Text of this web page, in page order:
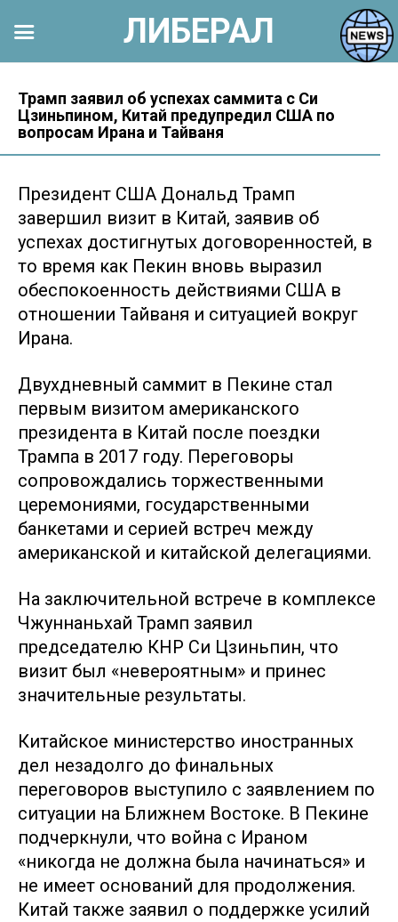
контенту
Трамп заявил об успехах саммита с Си
Цзиньпином, Китай предупредил США по
вопросам Ирана и Тайваня
Президент США Дональд Трамп
завершил визит в Китай, заявив об
успехах достигнутых договоренностей, в
то время как Пекин вновь выразил
обеспокоенность действиями США в
отношении Тайваня и ситуацией вокруг
Ирана.
Двухдневный саммит в Пекине стал
первым визитом американского
президента в Китай после поездки
Трампа в 2017 году. Переговоры
сопровождались торжественными
церемониями, государственными
банкетами и серией встреч между
американской и китайской делегациями.
На заключительной встрече в комплексе
Чжуннаньхай Трамп заявил
председателю КНР Си Цзиньпин, что
визит был «невероятным» и принес
значительные результаты.
Китайское министерство иностранных
дел незадолго до финальных
переговоров выступило с заявлением по
ситуации на Ближнем Востоке. В Пекине
подчеркнули, что война с Ираном
«никогда не должна была начинаться» и
не имеет оснований для продолжения.
Китай также заявил о поддержке усилий
ЛИБЕРАЛ